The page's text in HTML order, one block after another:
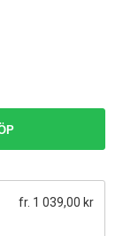
fr. 1 039,00 kr